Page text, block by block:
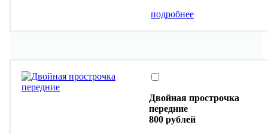
подробнее
Двойная прострочка
передние
800 рублей